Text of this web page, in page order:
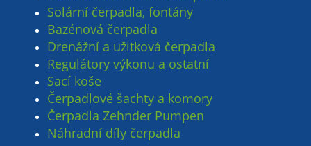
Solární čerpadla, fontány
Bazénová čerpadla
Drenážní a užitková čerpadla
Regulátory výkonu a ostatní
Sací koše
Čerpadlové šachty a komory
Čerpadla Zehnder Pumpen
Náhradní díly čerpadla